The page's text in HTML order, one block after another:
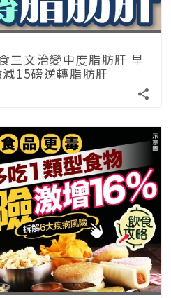
三文治變中度脂肪肝 早
15磅逆轉脂肪肝